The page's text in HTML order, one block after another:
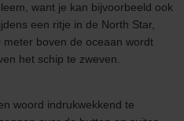
want je kan bijvoorbeeld ook
een ritje in de North Star,
boven de oceaan wordt
het schip te zweven.
woord indrukwekkend te